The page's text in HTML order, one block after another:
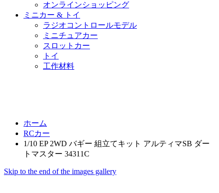
オンラインショッピング
ミニカー & トイ
ラジオコントロールモデル
ミニチュアカー
スロットカー
トイ
工作材料
ホーム
RCカー
1/10 EP 2WD バギー 組立てキット アルティマSB ダー
トマスター 34311C
Skip to the end of the images gallery